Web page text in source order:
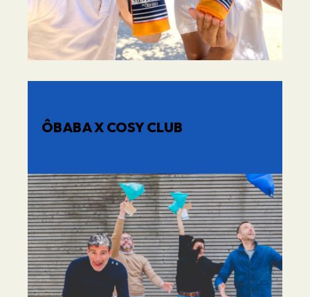
ÔBABA X COSY CLUB